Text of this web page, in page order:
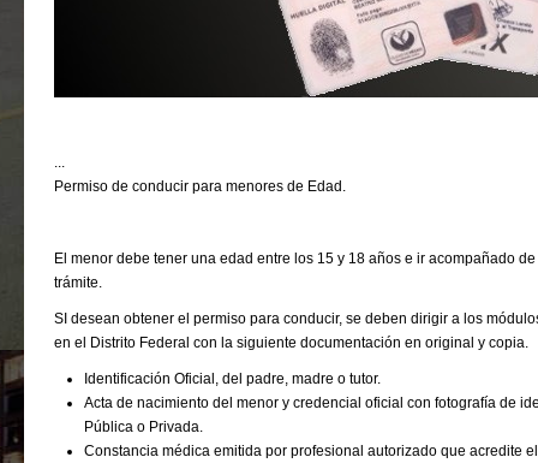
...
Permiso de conducir para menores de Edad.
El menor debe tener una edad entre los 15 y 18 años e ir acompañado
trámite.
SI desean obtener el permiso para conducir, se deben dirigir a los
en el Distrito Federal con la siguiente documentación en original y copia.
Identificación Oficial, del padre, madre o tutor.
Acta de nacimiento del menor y credencial oficial con fotografía de
Pública o Privada.
Constancia médica emitida por profesional autorizado que acredite